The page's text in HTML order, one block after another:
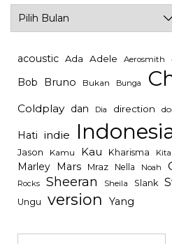
acoustic Ada Adele Aerosmith
Bob Bruno Bukan Bunga
Coldplay dan Dia direction
Hati indie
Jason Kamu Kau Kharisma Kita
Marley Mars Mraz Nella Noah
Rocks Sheeran Sheila Slank
Ungu version Yang